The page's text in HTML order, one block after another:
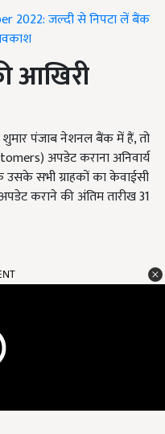
2022: जल्दी से निपटा लें बैंक
आखिरी
पंजाब नेशनल बैंक में हैं, तो
अपडेट कराना अनिवार्य
उसके सभी ग्राहकों का केवाईसी
कराने की अंतिम तारीख 31